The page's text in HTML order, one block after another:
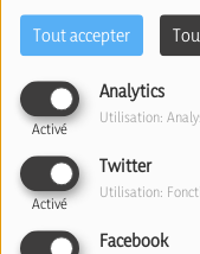
Tout accepter
Analytics
Activé
Utilisation:
Twitter
Activé
Utilisation:
Facebook